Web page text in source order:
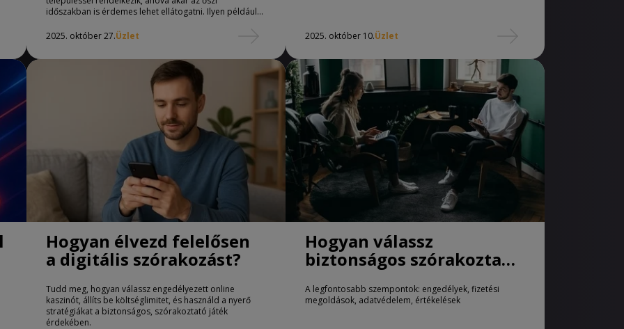
időszakban is érdemes lehet ellátogatni. Ilyen például
szállások Szarvason, ahol igazán kikapcsolódhatsz:
2025. október 27.Üzlet 2025. október 10.Üzlet
Hogyan élvezd felelősen
a digitális szórakozást?
Tudd meg, hogyan válassz engedélyezett online
kaszinót, állíts be költséglimitet, és használd a nyerő
stratégiákat a biztonságos, szórakoztató játék
érdekében.
Hogyan válassz
biztonságos szórakoztató
szolgáltatót?
A legfontosabb szempontok: engedélyek, fizetési
megoldások, adatvédelem, értékelések